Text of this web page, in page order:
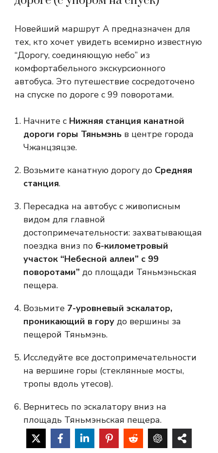
Новейший маршрут A предназначен для
тех, кто хочет увидеть всемирно известную
“Дорогу, соединяющую небо” из
комфортабельного экскурсионного
автобуса. Это путешествие сосредоточено
на спуске по дороге с 99 поворотами.
Начните с Нижняя станция канатной
дороги горы Тяньмэнь в центре города
Чжанцзяцзе.
Возьмите канатную дорогу до Средняя
станция.
Пересадка на автобус с живописным
видом для главной
достопримечательности: захватывающая
поездка вниз по 6-километровый
участок “Небесной аллеи” с 99
поворотами” до площади Тяньмэньская
пещера.
Возьмите 7-уровневый эскалатор,
проникающий в гору до вершины за
пещерой Тяньмэнь.
Исследуйте все достопримечательности
на вершине горы (стеклянные мосты,
тропы вдоль утесов).
Вернитесь по эскалатору вниз на
площадь Тяньмэньская пещера.
Возьмите
Канатная дорога